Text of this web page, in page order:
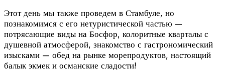
Этот день мы также проведем в Стамбуле, но
познакомимся с его нетуристической частью —
потрясающие виды на Босфор, колоритные кварталы с
душевной атмосферой, знакомство с гастрономический
изысками — обед на рынке морепродуктов, настоящий
балык экмек и османские сладости!